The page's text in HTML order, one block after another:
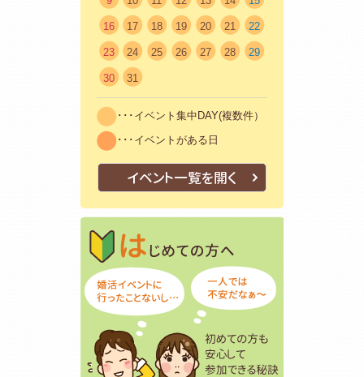
16 17 18 19 20 21 22
23 24 25 26 27 28 29
30 31
･･･イベント集中DAY(複数件）
･･･イベントがある日
イベント一覧を開く
はじめての方